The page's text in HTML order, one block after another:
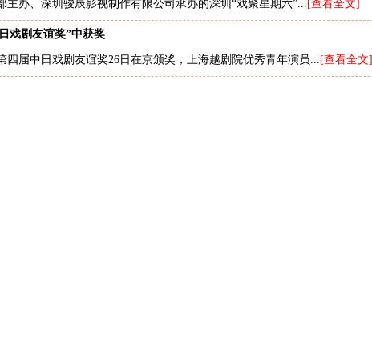
主办、深圳骏辰影视制作有限公司承办的深圳“戏聚星期六”... [查看全文]
戏剧友谊奖”中获奖
四届中日戏剧友谊奖26日在京颁奖，上海越剧院优秀青年演员... [查看全文]